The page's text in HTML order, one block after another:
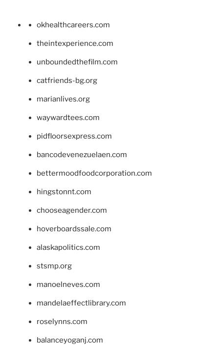
okhealthcareers.com
theintexperience.com
unboundedthefilm.com
catfriends-bg.org
marianlives.org
waywardtees.com
pidfloorsexpress.com
bancodevenezuelaen.com
bettermoodfoodcorporation.com
hingstonnt.com
chooseagender.com
hoverboardssale.com
alaskapolitics.com
stsmp.org
manoelneves.com
mandelaeffectlibrary.com
roselynns.com
balanceyoganj.com